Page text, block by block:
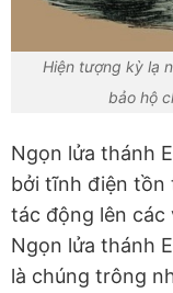
Hiện tượng kỳ lạ
bảo hộ
Ngọn lửa thánh
bởi tĩnh điện tồn
tác động lên các
Ngọn lửa thánh
là chúng trông